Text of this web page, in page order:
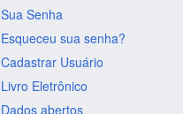
Sua Senha
Esqueceu sua senha?
Cadastrar Usuário
Livro Eletrônico
Dados abertos